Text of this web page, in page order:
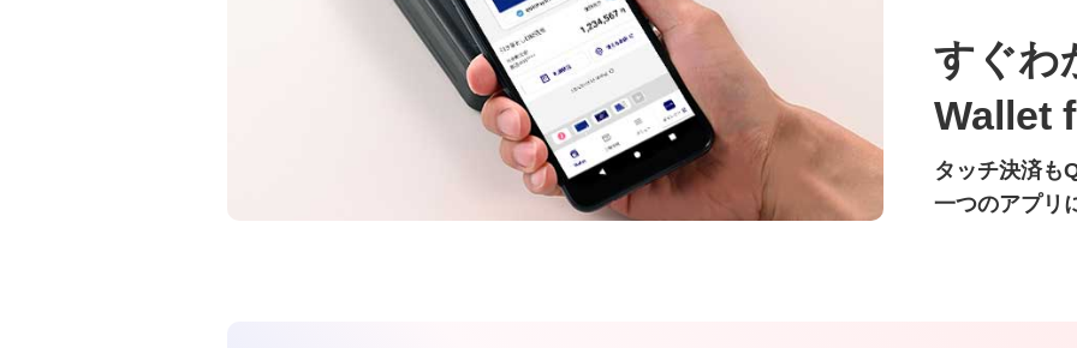
オンライン金融商品仲介サービス 個人向け国債
すぐわ
Wallet
タッチ決済も
一つのアプリ